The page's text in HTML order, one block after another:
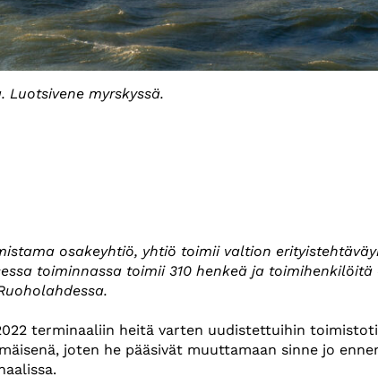
Luotsivene myrskyssä.
osakeyhtiö, yhtiö toimii valtion
toiminnassa toimii 310 henkeä ja toimihenkilöitä
terminaaliin heitä varten uudistettuihin
joten he pääsivät muuttamaan sinne jo